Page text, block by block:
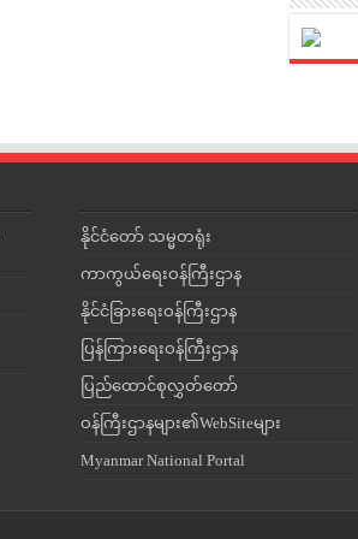
နိုင်ငံတော် သမ္မတရုံး
ကာကွယ်ရေးဝန်ကြီးဌာန
နိုင်ငံခြားရေးဝန်ကြီးဌာန
ပြန်ကြားရေးဝန်ကြီးဌာန
ပြည်ထောင်စုလွှတ်တော်
ဝန်ကြီးဌာနများ၏WebSiteများ
Myanmar National Portal